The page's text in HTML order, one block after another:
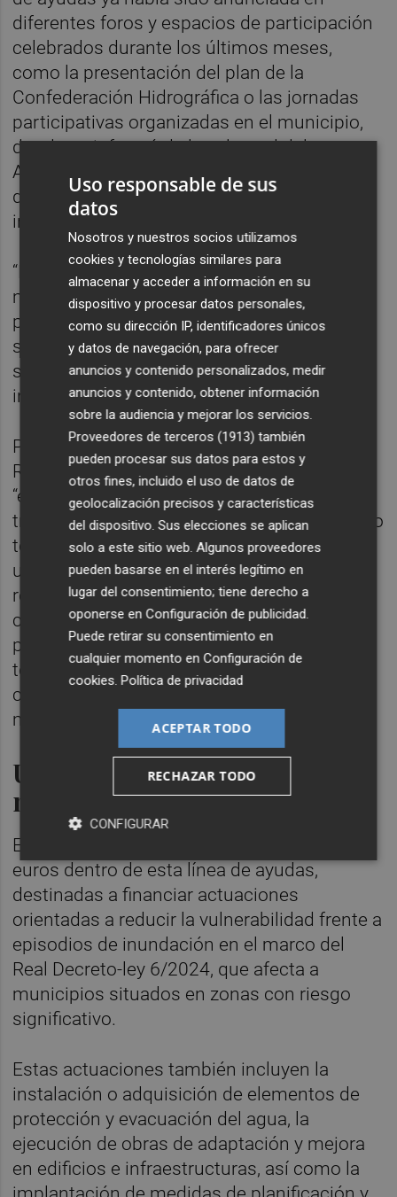
diferentes foros y espacios de participación
celebrados durante los últimos meses,
como la presentación del plan de la
Confederación Hidrográfica o las jornadas
participativas organizadas en el municipio,
donde se informó de la voluntad del
Ayuntamiento de poner en marcha medidas
de protección frente a posibles
inundaciones.
“Desde el Consistorio tenemos como
máxima prioridad ofrecer a los paiportinos y
paiportinas todas las líneas de apoyo y
subvenciones posibles para mejorar la
seguridad y la protección frente a posibles
inundaciones”, ha concluido el alcalde.
Por su parte, la vicealcaldesa y concejala de
Reconstrucción,
Marian Val , ha añadido que
“estamos llevando a cabo políticas
transversales en las que estamos incluyendo
todas las esferas sociales. Hemos creado
una oficina de emergencias, estamos
realizando jornadas y talleres con la
ciudadanía y las asociaciones y estamos
participando en estudios y formaciones. Y
todas estas acciones las complementamos
con ayudas y subvenciones directas para
mejorar la vida de los vecinos y vecinas”.
Una subvención total de 2,8
millones
En total, Paiporta recibirá 2,8 millones de
euros dentro de esta línea de ayudas,
destinadas a financiar actuaciones
orientadas a reducir la vulnerabilidad frente a
episodios de inundación en el marco del
Real Decreto-ley 6/2024, que afecta a
municipios situados en zonas con riesgo
significativo.
Estas actuaciones también incluyen la
instalación o adquisición de elementos de
protección y evacuación del agua, la
ejecución de obras de adaptación y mejora
en edificios e infraestructuras, así como la
Uso responsable de sus
datos
Nosotros y nuestros socios utilizamos
cookies y tecnologías similares para
almacenar y acceder a información en su
dispositivo y procesar datos personales,
como su dirección IP, identificadores únicos
y datos de navegación, para ofrecer
anuncios y contenido personalizados, medir
anuncios y contenido, obtener información
sobre la audiencia y mejorar los servicios.
Proveedores de terceros (1913) también
pueden procesar sus datos para estos y
otros fines, incluido el uso de datos de
geolocalización precisos y características
del dispositivo. Sus elecciones se aplican
solo a este sitio web. Algunos proveedores
pueden basarse en el interés legítimo en
lugar del consentimiento; tiene derecho a
oponerse enConfiguración de publicidad
Puede retirar su consentimiento en
cualquier momento enConfiguración de
cookies .Política de privacidad
ACEPTAR TODO
RECHAZAR TODO
CONFIGURAR